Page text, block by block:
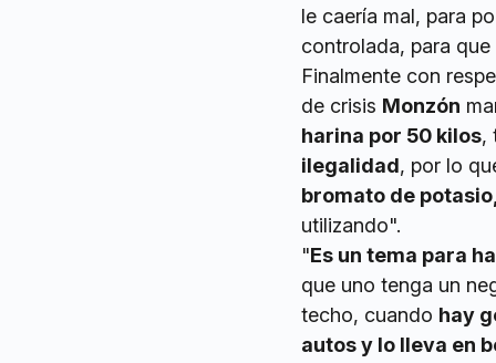
le caería mal, para
controlada, para
Finalmente con
de crisis Monzón
harina por 50 kilos,
ilegalidad, por lo
bromato de
utilizando".
"Es un tema para
que uno tenga un
techo, cuando hay
autos y lo lleva en